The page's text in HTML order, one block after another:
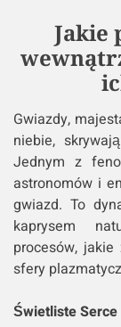
Jakie
Gwiazdy,
niebie,
Jednym z
astronomów i
gwiazd. To
kaprysem
procesów,
sfery
Świetliste Serce